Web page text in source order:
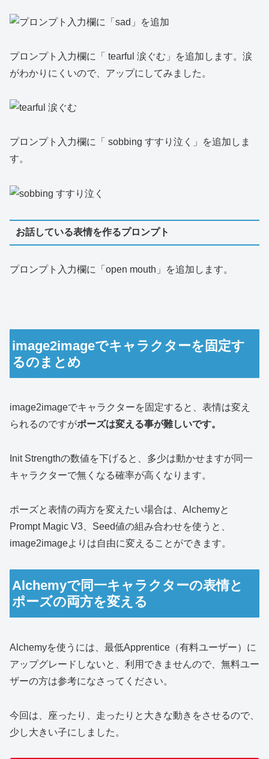
プロンプト入力欄に「 tearful 涙ぐむ」を追加します。涙
がわかりにくいので、アップにしてみました。
プロンプト入力欄に「 sobbing すすり泣く」を追加しま
す。
お話している表情を作るプロンプト
プロンプト入力欄に「open mouth」を追加します。
image2imageでキャラクターを固定す
るのまとめ
image2imageでキャラクターを固定すると、表情は変え
られるのですがポーズは変える事が難しいです。
Init Strengthの数値を下げると、多少は動かせますが同一
キャラクターで無くなる確率が高くなります。
ポーズと表情の両方を変えたい場合は、Alchemyと
Prompt Magic V3、Seed値の組み合わせを使うと、
image2imageよりは自由に変えることができます。
Alchemyで同一キャラクターの表情と
ポーズの両方を変える
Alchemyを使うには、最低Apprentice（有料ユーザー）に
アップグレードしないと、利用できませんので、無料ユー
ザーの方は参考になさってください。
今回は、座ったり、走ったりと大きな動きをさせるので、
少し大きい子にしました。